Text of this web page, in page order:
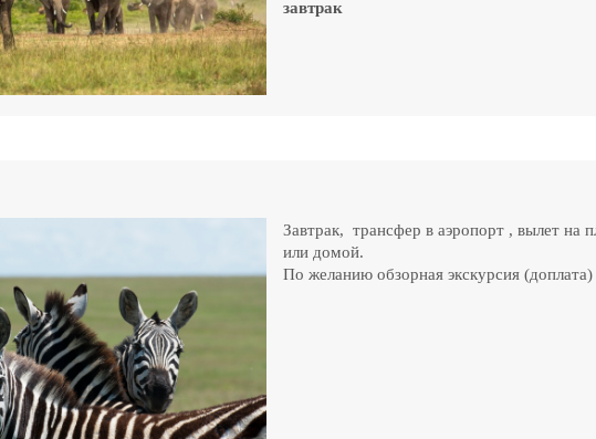
завтрак
Завтрак, трансфер в аэропорт , вылет на
или домой.
По желанию обзорная экскурсия (доплата)